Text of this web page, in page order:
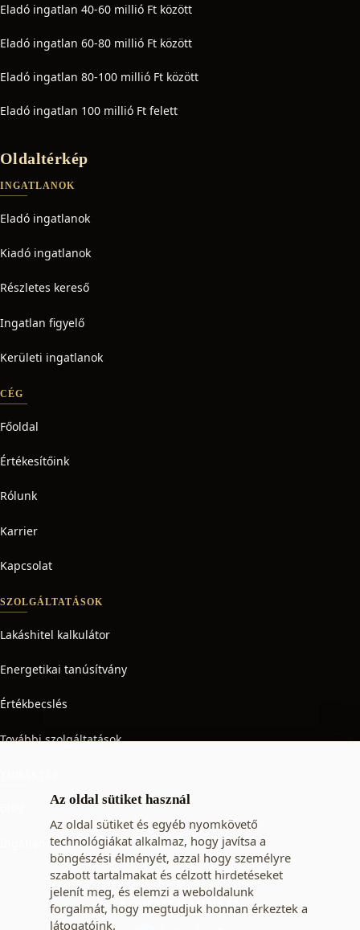
Az oldal sütiket használ
Az oldal sütiket és egyéb nyomkövető
technológiákat alkalmaz, hogy javítsa a
böngészési élményét, azzal hogy személyre
szabott tartalmakat és célzott hirdetéseket
jelenít meg, és elemzi a weboldalunk
forgalmát, hogy megtudjuk honnan érkeztek a
látogatóink.
Eladó ingatlan 40-60 millió Ft között
Eladó ingatlan 60-80 millió Ft között
Eladó ingatlan 80-100 millió Ft között
Eladó ingatlan 100 millió Ft felett
Oldaltérkép
INGATLANOK
Eladó ingatlanok
Kiadó ingatlanok
Részletes kereső
Ingatlan figyelő
Kerületi ingatlanok
CÉG
Főoldal
Értékesítőink
Rólunk
Karrier
Kapcsolat
SZOLGÁLTATÁSOK
Lakáshitel kalkulátor
Energetikai tanúsítvány
Értékbecslés
További szolgáltatások
Ingatlan adó
KÖVESSEN MINKET